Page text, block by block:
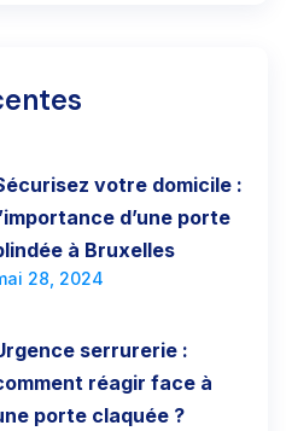
votre domicile :
d’une porte
à Bruxelles
28, 2024
serrurerie :
réagir face à
porte claquée ?